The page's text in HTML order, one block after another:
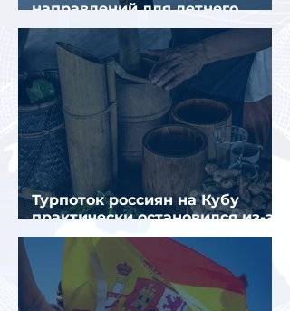
направлений для летнего
отдыха россиян
Турпоток россиян на Кубу
практически остановился из-за
отсутствия прямых рейсов